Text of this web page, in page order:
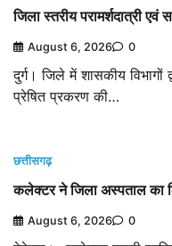
जिला स्तरीय परामर्शदात्री
August 6, 2026 0
दुर्ग। जिले में शासकीय
प्रेषित प्रकरण की…
छत्तीसगढ़
कलेक्टर ने जिला अस्पताल का
August 6, 2026 0